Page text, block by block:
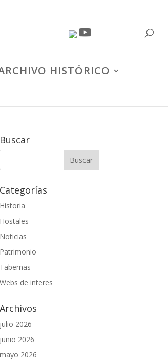
HISTÓRICO
Buscar
Categorías
Historia_
Hostales
Noticias
Patrimonio
Tabernas
Webs de interes
Archivos
julio 2026
junio 2026
mayo 2026